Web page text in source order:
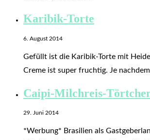
Karibik-Torte
6. August 2014
Gefüllt ist die Karibik-Torte mit
Creme ist super fruchtig. Je
Caipi-Milchreis-
29. Juni 2014
*Werbung* Brasilien als